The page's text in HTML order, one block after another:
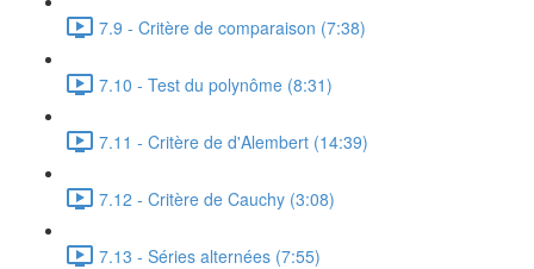
7.9 - Critère de comparaison (7:38)
7.10 - Test du polynôme (8:31)
7.11 - Critère de d'Alembert (14:39)
7.12 - Critère de Cauchy (3:08)
7.13 - Séries alternées (7:55)